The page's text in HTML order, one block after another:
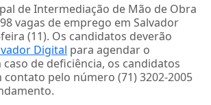
de Intermediação de Mão de Obra
vagas de emprego em Salvador
(11). Os candidatos deverão
Digital para agendar o
de deficiência, os candidatos
pelo número (71) 3202-2005